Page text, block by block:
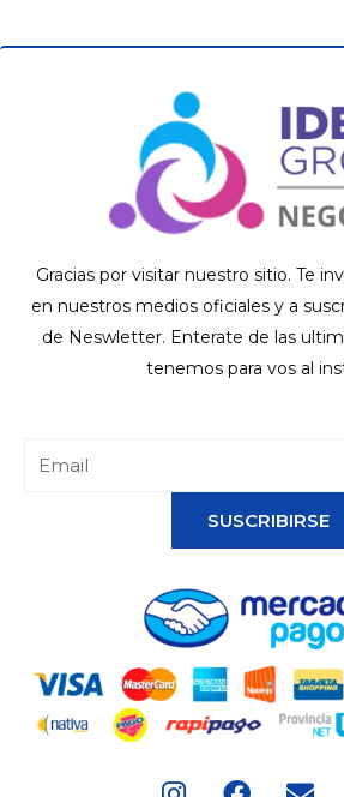
Gracias por visitar nuestro sitio. Te
en nuestros medios oficiales y a
de Neswletter. Enterate de las
tenemos para vos al
SUSCRIBIRSE